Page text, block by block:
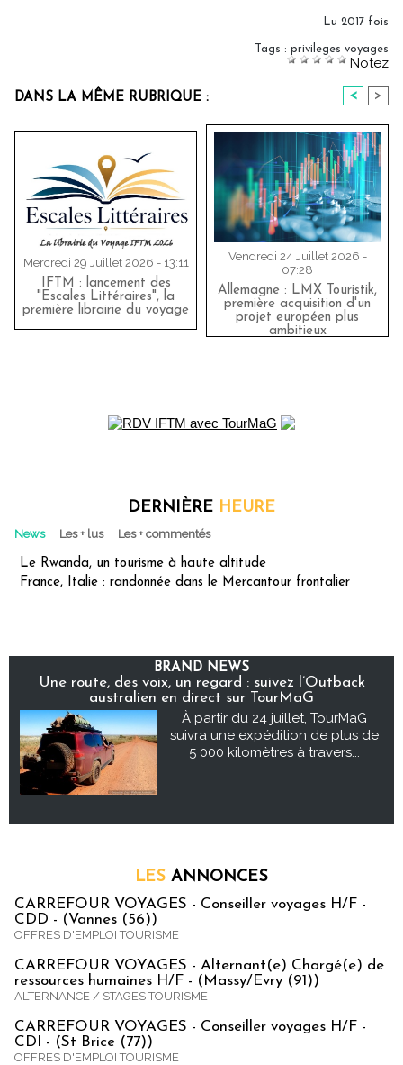
Lu 2017 fois
Tags : privileges voyages
Notez
DANS LA MÊME RUBRIQUE : < >
Mercredi 29 Juillet 2026 - 13:11
IFTM : lancement des
"Escales Littéraires", la
première librairie du voyage
Vendredi 24 Juillet 2026 -
07:28
Allemagne : LMX Touristik,
première acquisition d'un
projet européen plus
ambitieux
DERNIÈRE HEURE
News Les + lus Les + commentés
Le Rwanda, un tourisme à haute altitude
France, Italie : randonnée dans le Mercantour frontalier
BRAND NEWS
Une route, des voix, un regard : suivez l’Outback
australien en direct sur TourMaG
À partir du 24 juillet, TourMaG
suivra une expédition de plus de
5 000 kilomètres à travers...
LES ANNONCES
CARREFOUR VOYAGES - Conseiller voyages H/F -
CDD - (Vannes (56))
OFFRES D'EMPLOI TOURISME
CARREFOUR VOYAGES - Alternant(e) Chargé(e) de
ressources humaines H/F - (Massy/Evry (91))
ALTERNANCE / STAGES TOURISME
CARREFOUR VOYAGES - Conseiller voyages H/F -
CDI - (St Brice (77))
OFFRES D'EMPLOI TOURISME